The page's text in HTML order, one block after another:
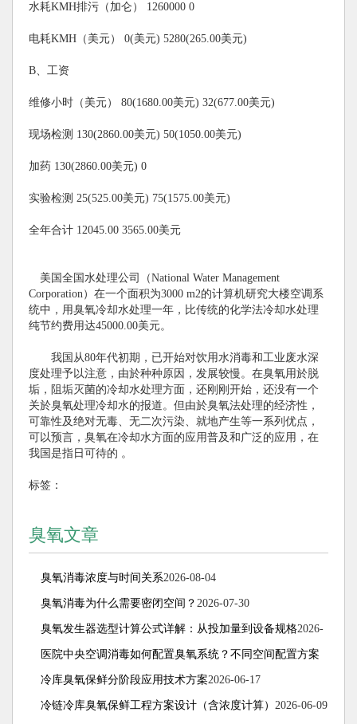
水耗KMH排污（加仑） 1260000 0
电耗KMH（美元） 0(美元) 5280(265.00美元)
B、工资
维修小时（美元） 80(1680.00美元) 32(677.00美元)
现场检测 130(2860.00美元) 50(1050.00美元)
加药 130(2860.00美元) 0
实验检测 25(525.00美元) 75(1575.00美元)
全年合计 12045.00 3565.00美元
美国全国水处理公司（National Water Management
Corporation）在一个面积为3000 m2的计算机研究大楼空调系
统中，用臭氧冷却水处理一年，比传统的化学法冷却水处理
纯节约费用达45000.00美元。
我国从80年代初期，已开始对饮用水消毒和工业废水深
度处理予以注意，由於种种原因，发展较慢。在臭氧用於脱
垢，阻垢灭菌的冷却水处理方面，还刚刚开始，还没有一个
关於臭氧处理冷却水的报道。但由於臭氧法处理的经济性，
可靠性及绝对无毒、无二次污染、就地产生等一系列优点，
可以预言，臭氧在冷却水方面的应用普及和广泛的应用，在
我国是指日可待的 。
标签：
臭氧文章
臭氧消毒浓度与时间关系2026-08-04
臭氧消毒为什么需要密闭空间？ 2026-07-30
臭氧发生器选型计算公式详解：从投加量到设备规格2026-
07-15
医院中央空调消毒如何配置臭氧系统？不同空间配置方案
解析2026-07-08
冷库臭氧保鲜分阶段应用技术方案2026-06-17
冷链冷库臭氧保鲜工程方案设计（含浓度计算） 2026-06-09